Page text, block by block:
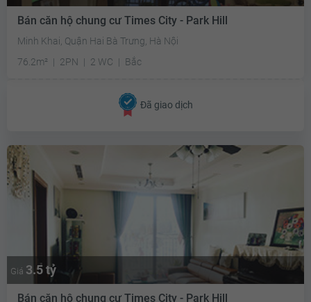
Bán căn hộ chung cư Times City - Park Hill
Minh Khai, Quận Hai Bà Trưng, Hà Nội
76.2m²
2PN 2 WC Bắc
Đã giao dịch
Giá 3.5 tỷ
Bán căn hộ chung cư Times City - Park Hill